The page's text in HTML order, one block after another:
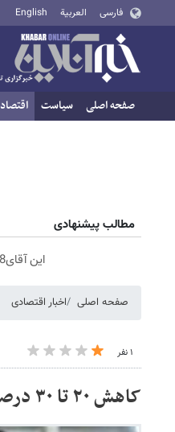
فارسی العربية English
صفحه اصلی سیاست اقتصاد
مطالب پیشنهادی
این آقای58ساله با کرم ضدچروک جلبک10سال جوان شد(سفارش با تخفیف)
صفحه اصلی اخبار اقتصادی
۱ نفر
کاهش ۲۰ تا ۳۰ درصدی تولید مرغ/ قیمت واقعی مرغ چقدر است؟